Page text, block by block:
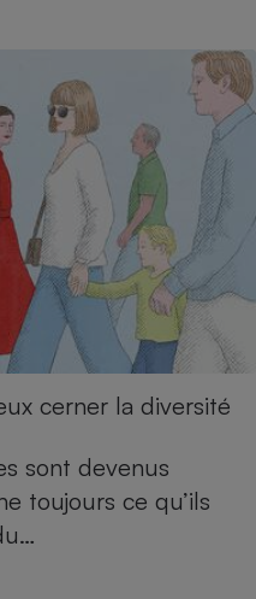
cerner la diversité
sont devenus
toujours ce qu’ils